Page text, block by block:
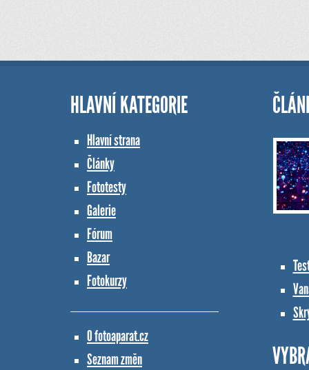
HLAVNÍ KATEGORIE
Hlavní strana
Články
Fototesty
Galerie
Fórum
Bazar
Fotokurzy
O fotoaparat.cz
Seznam změn